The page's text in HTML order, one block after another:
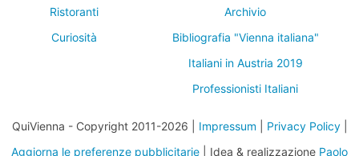
Ristoranti
Curiosità
Archivio
Bibliografia "Vienna italiana"
Italiani in Austria 2019
Professionisti Italiani
QuiVienna - Copyright 2011-2026 | Impressum Privacy Policy|
Aggiorna le preferenze pubblicitarie | Idea & realizzazione Paolo